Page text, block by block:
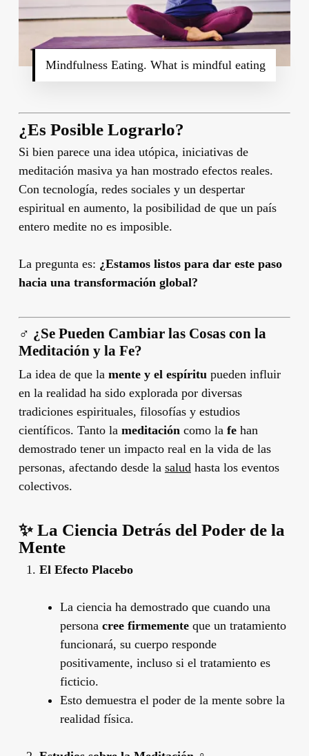
Mindfulness Eating. What is mindful eating
¿Es Posible Lograrlo?
Si bien parece una idea utópica, iniciativas de
meditación masiva ya han mostrado efectos reales.
Con tecnología, redes sociales y un despertar
espiritual en aumento, la posibilidad de que un país
entero medite no es imposible.
La pregunta es: ¿Estamos listos para dar este paso
hacia una transformación global?
‍♂️ ¿Se Pueden Cambiar las Cosas con la
Meditación y la Fe?
La idea de que la mente y el espíritu pueden influir
en la realidad ha sido explorada por diversas
tradiciones espirituales, filosofías y estudios
científicos. Tanto la meditación como la fehan
demostrado tener un impacto real en la vida de las
personas, afectando desde la salud hasta los eventos
colectivos.
✨ La Ciencia Detrás del Poder de la
Mente
El Efecto Placebo
La ciencia ha demostrado que cuando una
persona cree firmementeque un tratamiento
funcionará, su cuerpo responde
positivamente, incluso si el tratamiento es
ficticio.
Esto demuestra el poder de la mente sobre la
realidad física.